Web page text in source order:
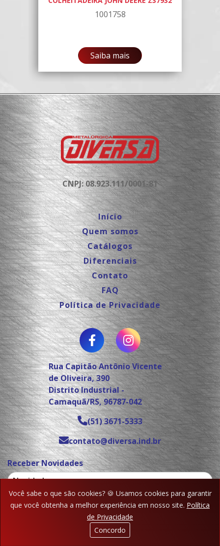
Você sabe o que são cookies? 🍪 Usamos cookies para garantir
que você obtenha a melhor experiência em nosso site. Política
de Privacidade
Concordo
1001758
Saiba mais
CNPJ: 08.923.111/0001-81
Início
Quem somos
Catálogos
Diferenciais
Contato
FAQ
Política de Privacidade
Rua Capitão Antônio Vicente
de Oliveira, 390
Distrito Industrial -
Camaquã/RS, 96787-042
(51) 3671-5333
contato@diversa.ind.br
Receber Novidades